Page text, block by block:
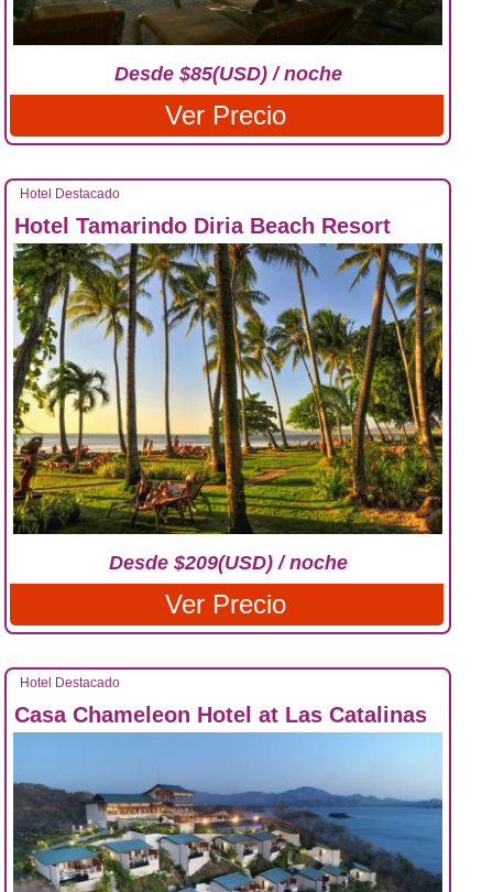
Desde $85(USD) / noche
Ver Precio
Hotel Destacado
Hotel Tamarindo Diria Beach Resort
Desde $209(USD) / noche
Ver Precio
Hotel Destacado
Casa Chameleon Hotel at Las Catalinas